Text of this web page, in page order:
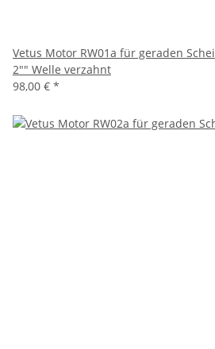
Vetus Motor RW01a für geraden
2"" Welle verzahnt
98,00 € *